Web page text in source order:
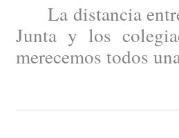
La distancia
Junta y los
merecemos todos